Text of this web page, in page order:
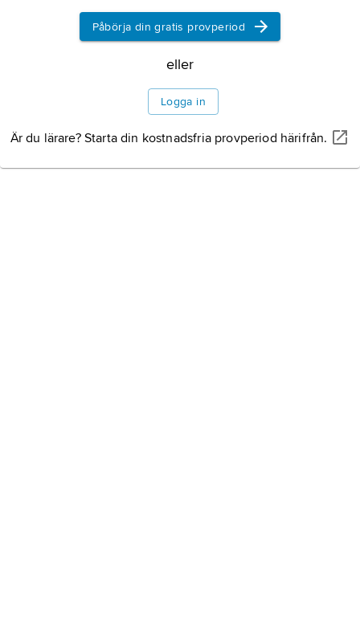
Påbörja din gratis provperiod
eller
Logga in
Är du lärare? Starta din kostnadsfria provperiod härifrån.